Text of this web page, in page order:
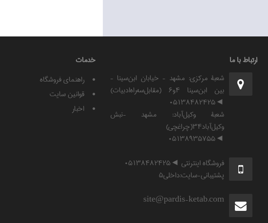
ارتباط با ما
شعبۀ مرکزی: مشهد - خیابان ابن‌سینا -
بین ابن‌سینا ۴و۶ (مقابل‌سه‌راه‌ادبیات)
◄۰۵۱۳۸۴۸۲۴۲۵
شعبۀ وکیل‌آباد: مشهد -نبش
وکیل‌آباد۳۴(چراغچی)
◄۰۵۱۳۸۹۳۵۷۵۵
فروشگاه اینترنتی ◄۰۵۱۳۸۴۸۲۴۲۵
پشتیبانی-سایت:داخلی۵
site@pardis-ketab.com
خدمات
راهنمای فروشگاه
قوانين سايت
اخبار